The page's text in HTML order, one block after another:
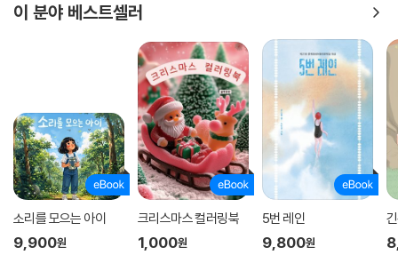
이 분야 베스트셀러
소리를 모으는 아이
9,900원
크리스마스 컬러링북
1,000원
5번 레인
9,800원